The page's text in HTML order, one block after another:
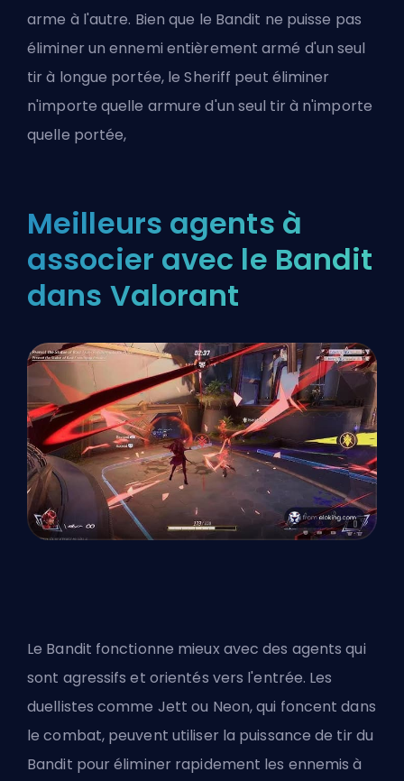
arme à l'autre. Bien que le Bandit ne puisse pas
éliminer un ennemi entièrement armé d'un seul
tir à longue portée, le Sheriff peut éliminer
n'importe quelle armure d'un seul tir à n'importe
quelle portée,
Meilleurs agents à
associer avec le Bandit
dans Valorant
Le Bandit fonctionne mieux avec des agents qui
sont agressifs et orientés vers l'entrée. Les
duellistes comme Jett ou Neon, qui foncent dans
le combat, peuvent utiliser la puissance de tir du
Bandit pour éliminer rapidement les ennemis à